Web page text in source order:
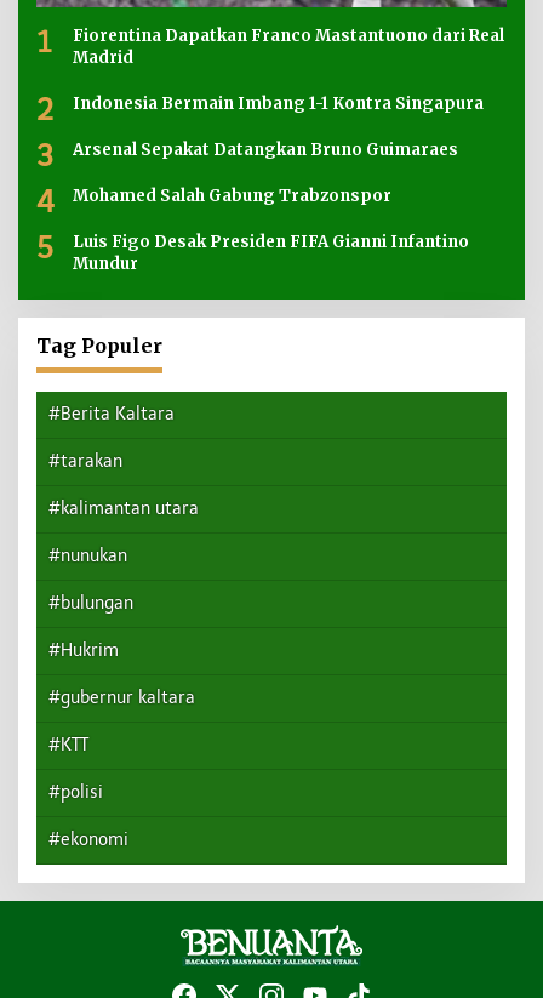
1
Fiorentina Dapatkan Franco Mastantuono dari Real
Madrid
2 Indonesia Bermain Imbang 1-1 Kontra Singapura
3 Arsenal Sepakat Datangkan Bruno Guimaraes
4 Mohamed Salah Gabung Trabzonspor
5
Luis Figo Desak Presiden FIFA Gianni Infantino
Mundur
Tag Populer
#Berita Kaltara
#tarakan
#kalimantan utara
#nunukan
#bulungan
#Hukrim
#gubernur kaltara
#KTT
#polisi
#ekonomi